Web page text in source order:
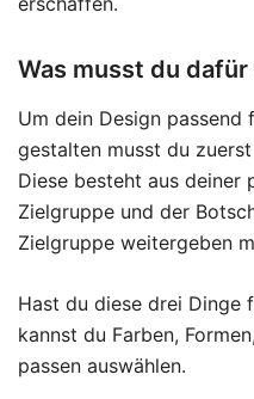
Was musst du dafür
Um dein Design passend
gestalten musst du
Diese besteht aus deiner
Zielgruppe und der
Zielgruppe weitergeben
Hast du diese drei Dinge
kannst du Farben,
passen auswählen.